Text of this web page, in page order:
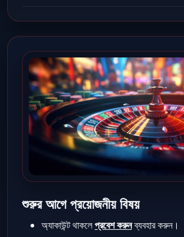
শুরুর আগে প্রয়োজনীয় বিষয়
অ্যাকাউন্ট থাকলেপ্রবেশ করুনব্যবহার করুন।